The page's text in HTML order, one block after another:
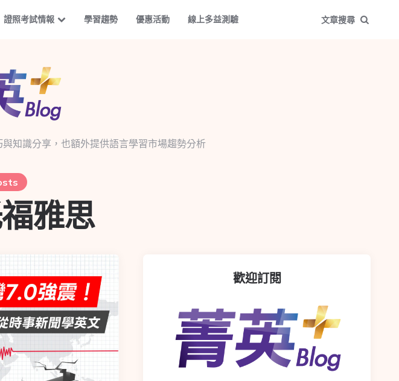
證照考試情報 學習趨勢 優惠活動 線上多益測驗 文章搜尋
知識分享，也額外提供語言學習市場趨勢分析
雅思
歡迎訂閱